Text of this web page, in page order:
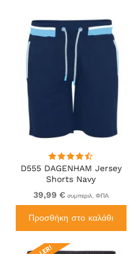
D555 DAGENHAM Jersey
Shorts Navy
39,99 € συμπεριλ. ΦΠΑ
Προσθήκη στο καλάθι